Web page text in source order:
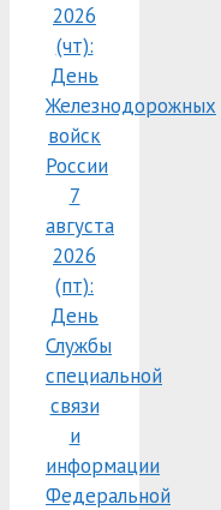
2026
(чт):
День
Железнодорожных
войск
России
7
августа
2026
(пт):
День
Службы
специальной
связи
и
информации
Федеральной